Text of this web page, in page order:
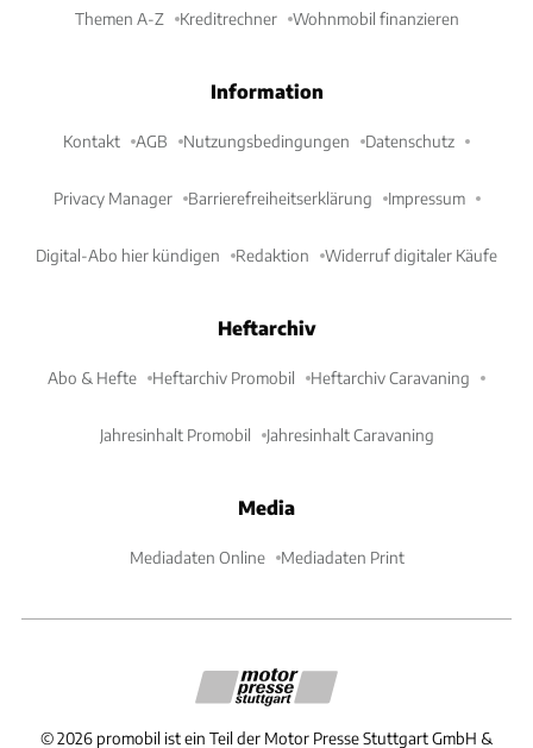
Themen A-Z Kreditrechner Wohnmobil finanzieren
Information
Kontakt AGB Nutzungsbedingungen Datenschutz
Privacy Manager Barrierefreiheitserklärung Impressum
Digital-Abo hier kündigen Redaktion Widerruf digitaler Käufe
Heftarchiv
Abo & Hefte Heftarchiv Promobil Heftarchiv Caravaning
Jahresinhalt Promobil Jahresinhalt Caravaning
Media
Mediadaten Online Mediadaten Print
©2026 promobil ist ein Teil der Motor Presse Stuttgart GmbH &